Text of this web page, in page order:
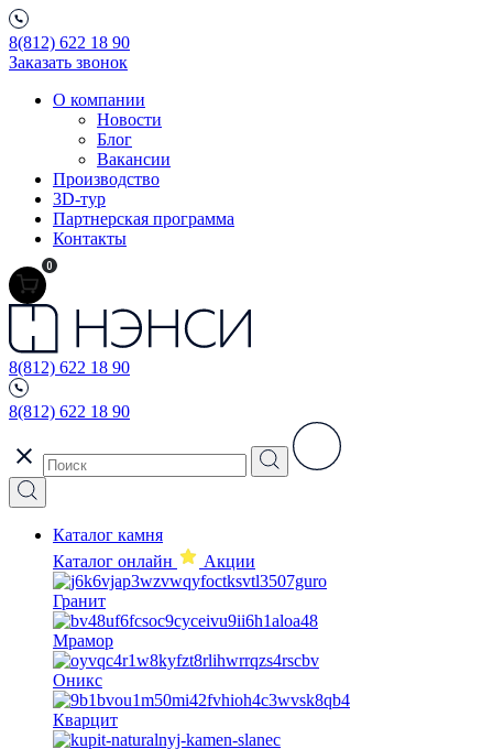
8(812) 622 18 90
Заказать звонок
О компании
Новости
Блог
Вакансии
Производство
3D-тур
Партнерская программа
Контакты
0
8(812) 622 18 90
8(812) 622 18 90
Каталог камня
Каталог онлайн
Акции
Гранит
Мрамор
Оникс
Кварцит